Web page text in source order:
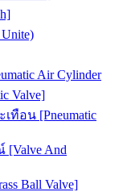
Air Cylinder
Valve]
อน [Pneumatic
And
Ball Valve]